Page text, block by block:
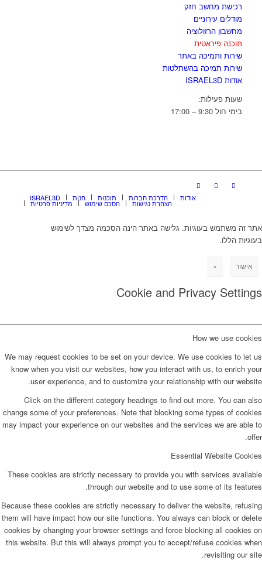
רכישת מחשב חזק
מודלים עירוניים
מחשבון הרזולוציה
תוכנה פיראטית
שירות ותמיכה באתר
שירות תמיכה בהשתלטות
אודות ISRAEL3D
שעות פעילות:
בימי חול 9:30 – 17:00
ISRAEL3D חנות תוכנות הדרכת חברות אודות
מדיניות פרטיות הסכם שימוש הצהרת נגישות
אתר זה משתמש בעוגיות. גלישה באתר הינה הסכמה מצדך לשימוש
בעוגיות הללו.
אישור ×
Cookie and Privacy Settings
How we use cookies
We may request cookies to be set on your device. We use cookies to let us
know when you visit our websites, how you interact with us, to enrich your
user experience, and to customize your relationship with our website.
Click on the different category headings to find out more. You can also
change some of your preferences. Note that blocking some types of cookies
may impact your experience on our websites and the services we are able to
offer.
Essential Website Cookies
These cookies are strictly necessary to provide you with services available
through our website and to use some of its features.
Because these cookies are strictly necessary to deliver the website, refusing
them will have impact how our site functions. You always can block or delete
cookies by changing your browser settings and force blocking all cookies on
this website. But this will always prompt you to accept/refuse cookies when
revisiting our site.